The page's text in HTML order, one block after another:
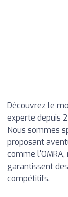
Découvrez le
experte depuis
Nous sommes
proposant
comme
garantissent
compétitifs.